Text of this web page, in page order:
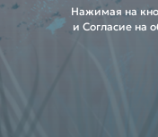
Нажимая на
и Согласие на